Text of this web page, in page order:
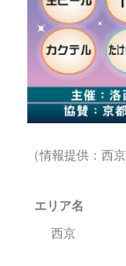
（情報提供：西
エリア名
西京